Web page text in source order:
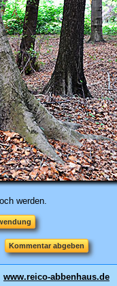
werden.
Kommentar abgeben
www.reico-abbenhaus.de